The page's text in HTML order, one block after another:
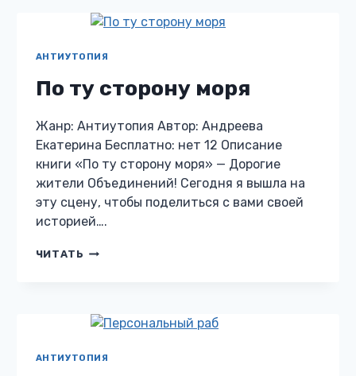
АНТИУТОПИЯ
По ту сторону моря
Жанр: Антиутопия Автор: Андреева
Екатерина Бесплатно: нет 12 Описание
книги «По ту сторону моря» — Дорогие
жители Объединений! Сегодня я вышла на
эту сцену, чтобы поделиться с вами своей
историей….
ЧИТАТЬ ПО
АНТИУТОПИЯ